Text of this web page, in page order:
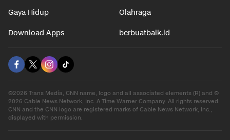
Gaya Hidup Olahraga
Download Apps berbuatbaik.id
©2026 Trans Media, CNN name, logo and all associated elements (R) and ©
2026 Cable News Network, Inc. A Time Warner Company. All rights reserved.
CNN and the CNN logo are registered marks of Cable News Network, Inc.,
displayed with permission.